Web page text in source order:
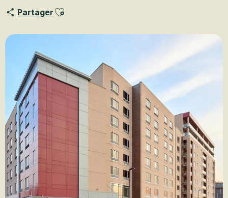
Partager Ajouter aux favoris